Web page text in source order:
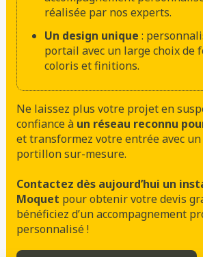
réalisée par nos experts.
Un design unique :
portail avec un large choix de
coloris et finitions.
Ne laissez plus votre projet en
confiance à un réseau reconnu
et transformez votre entrée avec
portillon sur-mesure.
Contactez dès aujourd’hui un
Moquet pour obtenir votre devis
bénéficiez d’un accompagnement
personnalisé !